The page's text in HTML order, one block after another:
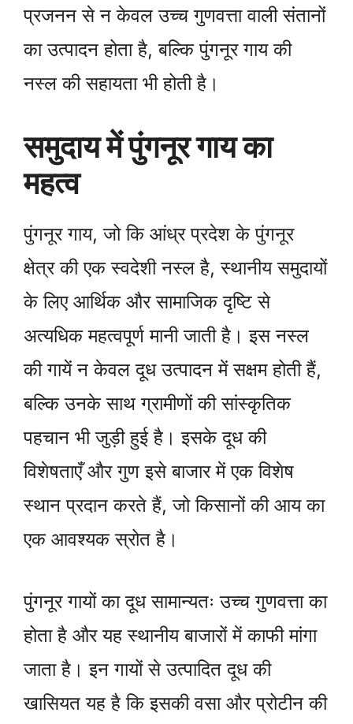
प्रजनन से न केवल उच्च गुणवत्ता वाली संतानों
का उत्पादन होता है, बल्कि पुंगनूर गाय की
नस्ल की सहायता भी होती है।
समुदाय में पुंगनूर गाय का
महत्व
पुंगनूर गाय, जो कि आंध्र प्रदेश के पुंगनूर
क्षेत्र की एक स्वदेशी नस्ल है, स्थानीय समुदायों
के लिए आर्थिक और सामाजिक दृष्टि से
अत्यधिक महत्वपूर्ण मानी जाती है। इस नस्ल
की गायें न केवल दूध उत्पादन में सक्षम होती हैं,
बल्कि उनके साथ ग्रामीणों की सांस्कृतिक
पहचान भी जुड़ी हुई है। इसके दूध की
विशेषताएँ और गुण इसे बाजार में एक विशेष
स्थान प्रदान करते हैं, जो किसानों की आय का
एक आवश्यक स्रोत है।
पुंगनूर गायों का दूध सामान्यतः उच्च गुणवत्ता का
होता है और यह स्थानीय बाजारों में काफी मांगा
जाता है। इन गायों से उत्पादित दूध की
खासियत यह है कि इसकी वसा और प्रोटीन की